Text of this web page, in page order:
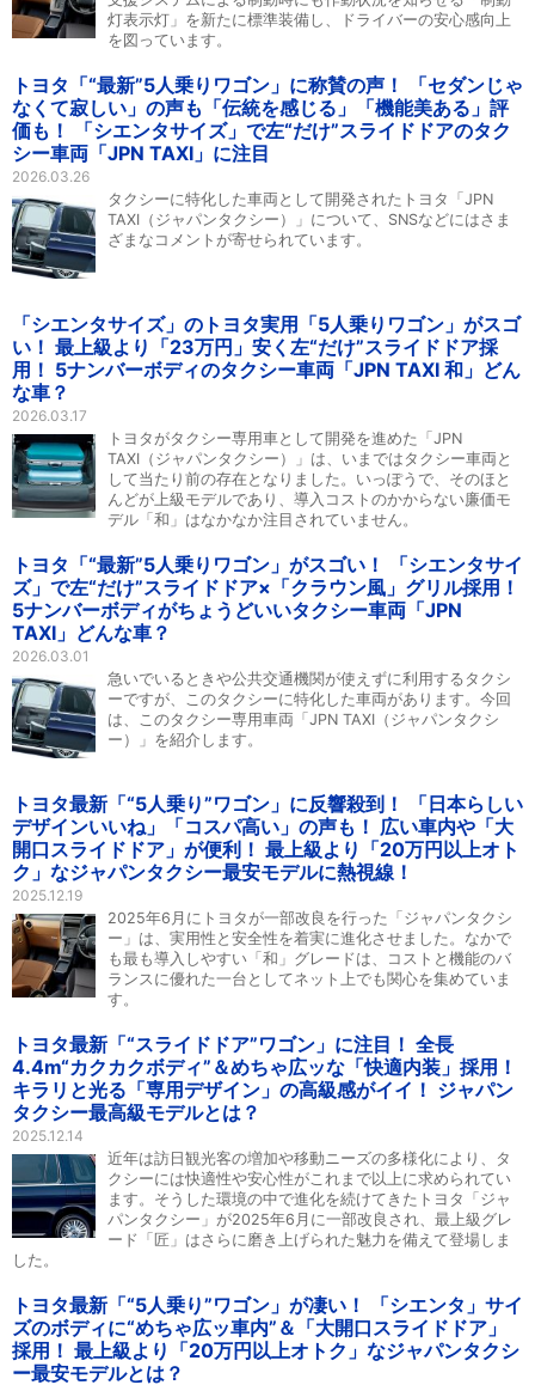
灯表示灯」を新たに標準装備し、ドライバーの安心感向上
を図っています。
トヨタ「“最新”5人乗りワゴン」に称賛の声！ 「セダンじゃ
なくて寂しい」の声も「伝統を感じる」「機能美ある」評
価も！ 「シエンタサイズ」で左“だけ”スライドドアのタク
シー車両「JPN TAXI」に注目
2026.03.26
タクシーに特化した車両として開発されたトヨタ「JPN
TAXI（ジャパンタクシー）」について、SNSなどにはさま
ざまなコメントが寄せられています。
「シエンタサイズ」のトヨタ実用「5人乗りワゴン」がスゴ
い！ 最上級より「23万円」安く左“だけ”スライドドア採
用！ 5ナンバーボディのタクシー車両「JPN TAXI 和」どん
な車？
2026.03.17
トヨタがタクシー専用車として開発を進めた「JPN
TAXI（ジャパンタクシー）」は、いまではタクシー車両と
して当たり前の存在となりました。いっぽうで、そのほと
んどが上級モデルであり、導入コストのかからない廉価モ
デル「和」はなかなか注目されていません。
トヨタ「“最新”5人乗りワゴン」がスゴい！ 「シエンタサイ
ズ」で左“だけ”スライドドア×「クラウン風」グリル採用！
5ナンバーボディがちょうどいいタクシー車両「JPN
TAXI」どんな車？
2026.03.01
急いでいるときや公共交通機関が使えずに利用するタクシ
ーですが、このタクシーに特化した車両があります。今回
は、このタクシー専用車両「JPN TAXI（ジャパンタクシ
ー）」を紹介します。
トヨタ最新「“5人乗り”ワゴン」に反響殺到！ 「日本らしい
デザインいいね」「コスパ高い」の声も！ 広い車内や「大
開口スライドドア」が便利！ 最上級より「20万円以上オト
ク」なジャパンタクシー最安モデルに熱視線！
2025.12.19
2025年6月にトヨタが一部改良を行った「ジャパンタクシ
ー」は、実用性と安全性を着実に進化させました。なかで
も最も導入しやすい「和」グレードは、コストと機能のバ
ランスに優れた一台としてネット上でも関心を集めていま
す。
トヨタ最新「“スライドドア”ワゴン」に注目！ 全長
4.4m“カクカクボディ”＆めちゃ広ッな「快適内装」採用！
キラリと光る「専用デザイン」の高級感がイイ！ ジャパン
タクシー最高級モデルとは？
2025.12.14
近年は訪日観光客の増加や移動ニーズの多様化により、タ
クシーには快適性や安心性がこれまで以上に求められてい
ます。そうした環境の中で進化を続けてきたトヨタ「ジャ
パンタクシー」が2025年6月に一部改良され、最上級グレ
ード「匠」はさらに磨き上げられた魅力を備えて登場しま
した。
トヨタ最新「“5人乗り”ワゴン」が凄い！ 「シエンタ」サイ
ズのボディに“めちゃ広ッ車内”＆「大開口スライドドア」
採用！ 最上級より「20万円以上オトク」なジャパンタクシ
ー最安モデルとは？